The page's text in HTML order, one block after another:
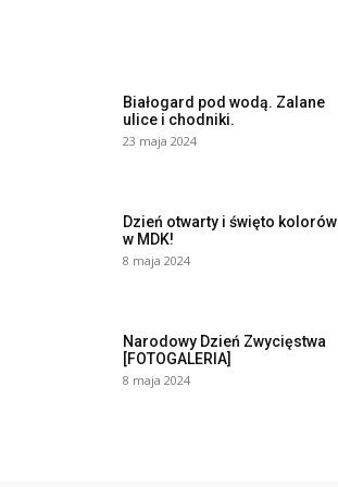
Białogard pod wodą. Zalane
ulice i chodniki.
23 maja 2024
Dzień otwarty i święto kolorów
w MDK!
8 maja 2024
Narodowy Dzień Zwycięstwa
[FOTOGALERIA]
8 maja 2024